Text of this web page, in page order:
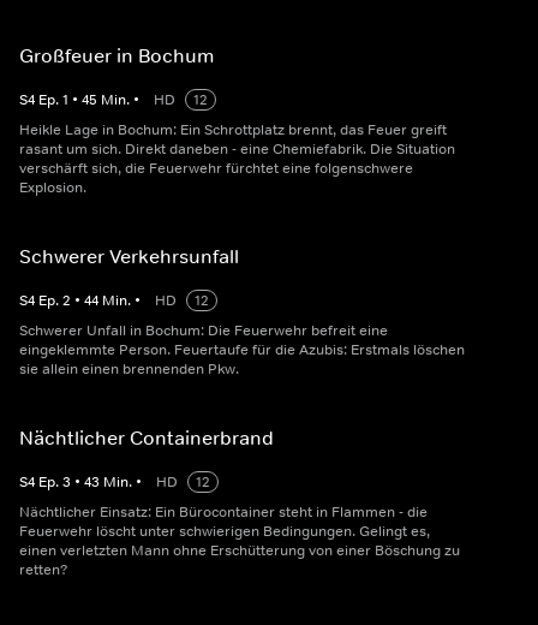
Großfeuer in Bochum
S4 Ep.1 • 45 Min. • HD
12
Heikle Lage in Bochum: Ein Schrottplatz brennt, das Feuer greift
rasant um sich. Direkt daneben - eine Chemiefabrik. Die Situation
verschärft sich, die Feuerwehr fürchtet eine folgenschwere
Explosion.
Schwerer Verkehrsunfall
S4 Ep.2 • 44 Min. • HD
12
Schwerer Unfall in Bochum: Die Feuerwehr befreit eine
eingeklemmte Person. Feuertaufe für die Azubis: Erstmals löschen
sie allein einen brennenden Pkw.
Nächtlicher Containerbrand
S4 Ep.3 • 43 Min. • HD
12
Nächtlicher Einsatz: Ein Bürocontainer steht in Flammen - die
Feuerwehr löscht unter schwierigen Bedingungen. Gelingt es,
einen verletzten Mann ohne Erschütterung von einer Böschung zu
retten?